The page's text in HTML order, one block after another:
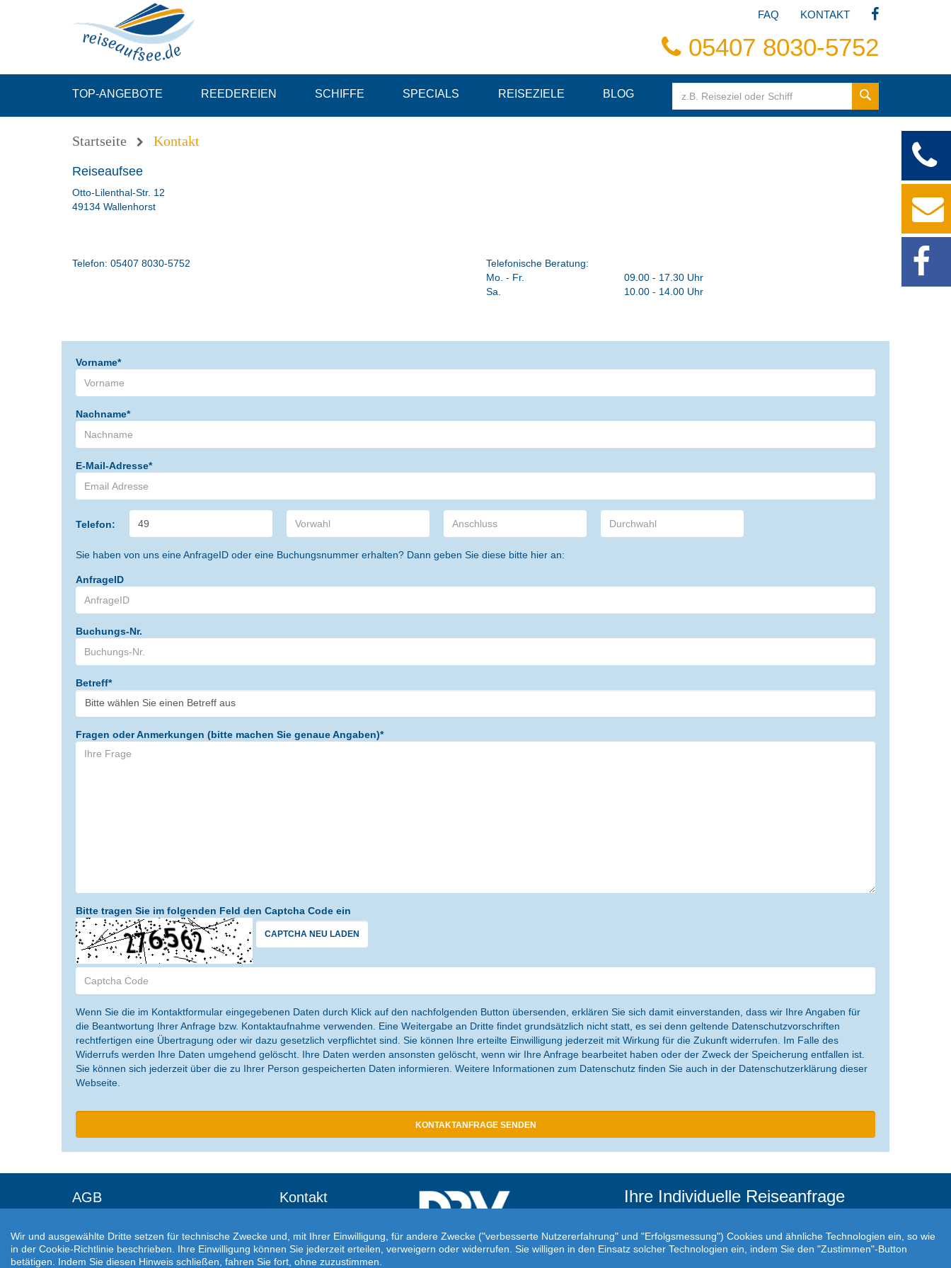
KONTAKT
FAQ
05407 8030-5752
TOP-ANGEBOTE REEDEREIEN SCHIFFE SPECIALS REISEZIELE BLOG
Startseite Kontakt
Reiseaufsee
Otto-Lilenthal-Str. 12
49134 Wallenhorst
Telefon: 05407 8030-5752
Telefonische Beratung:
Mo. - Fr.
Sa.
09.00 - 17.30 Uhr
10.00 - 14.00 Uhr
Vorname*
Nachname*
E-Mail-Adresse*
Telefon:
Sie haben von uns eine AnfrageID oder eine Buchungsnummer erhalten? Dann geben Sie diese bitte hier an:
AnfrageID
Buchungs-Nr.
Betreff*
Fragen oder Anmerkungen (bitte machen Sie genaue Angaben)*
Bitte tragen Sie im folgenden Feld den Captcha Code ein
CAPTCHA NEU LADEN
Wenn Sie die im Kontaktformular eingegebenen Daten durch Klick auf den nachfolgenden Button übersenden, erklären Sie sich damit einverstanden, dass wir Ihre Angaben für
die Beantwortung Ihrer Anfrage bzw. Kontaktaufnahme verwenden. Eine Weitergabe an Dritte findet grundsätzlich nicht statt, es sei denn geltende Datenschutzvorschriften
rechtfertigen eine Übertragung oder wir dazu gesetzlich verpflichtet sind. Sie können Ihre erteilte Einwilligung jederzeit mit Wirkung für die Zukunft widerrufen. Im Falle des
Widerrufs werden Ihre Daten umgehend gelöscht. Ihre Daten werden ansonsten gelöscht, wenn wir Ihre Anfrage bearbeitet haben oder der Zweck der Speicherung entfallen ist.
Sie können sich jederzeit über die zu Ihrer Person gespeicherten Daten informieren. Weitere Informationen zum Datenschutz finden Sie auch in der Datenschutzerklärung dieser
Webseite.
AGB
Datenschutz
Kontakt Ihre Individuelle Reiseanfrage
Für Ihre individuellen Reisewünsche erstellen wir Ihnen
gern ein persönliches Angebot.
Wir und ausgewählte Dritte setzen für technische Zwecke und, mit Ihrer Einwilligung, für andere Zwecke ("verbesserte Nutzererfahrung" und "Erfolgsmessung") Cookies und ähnliche Technologien ein, so wie
in der Cookie-Richtlinie beschrieben. Ihre Einwilligung können Sie jederzeit erteilen, verweigern oder widerrufen. Sie willigen in den Einsatz solcher Technologien ein, indem Sie den "Zustimmen"-Button
betätigen. Indem Sie diesen Hinweis schließen, fahren Sie fort, ohne zuzustimmen.